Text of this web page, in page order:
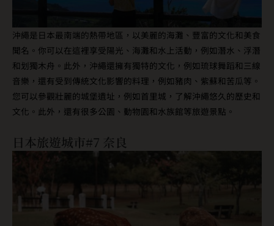
沖繩是日本最南端的熱帶地區，以美麗的海灘、豐富的文化和美食
聞名。你可以在這裡享受陽光、海灘和水上活動，例如潛水、浮潛
和划獨木舟。此外，沖繩還擁有獨特的文化，例如琉球舞蹈和三線
音樂，還有受到傳統文化影響的料理，例如豬肉、紫蘇和苦瓜等。
您可以參觀壯麗的城堡遺址，例如首里城，了解沖繩悠久的歷史和
文化。此外，還有很多公園、動物園和水族館等旅遊景點。
日本旅遊城市#7 奈良